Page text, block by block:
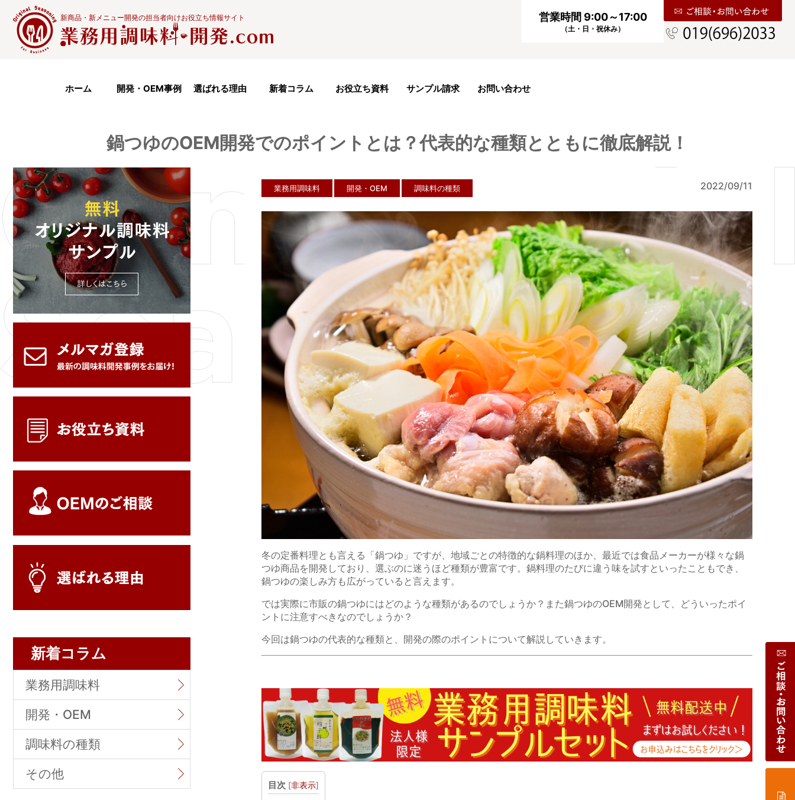
新商品・新メニュー開発の担当者向けお役立ち情報サイト 営業時間 9:00～17:00
（土・日・祝休み）
ホーム 開発・OEM事例 選ばれる理由 新着コラム お役立ち資料 サンプル請求 お問い合わせ
鍋つゆのOEM開発でのポイントとは？代表的な種類とともに徹底解説！
業務用調味料 開発・OEM 調味料の種類 2022/09/11
冬の定番料理とも言える「鍋つゆ」ですが、地域ごとの特徴的な鍋料理のほか、最近では食品メーカーが様々な鍋
つゆ商品を開発しており、選ぶのに迷うほど種類が豊富です。鍋料理のたびに違う味を試すといったこともでき、
鍋つゆの楽しみ方も広がっていると言えます。
では実際に市販の鍋つゆにはどのような種類があるのでしょうか？また鍋つゆのOEM開発として、どういったポイ
ントに注意すべきなのでしょうか？
今回は鍋つゆの代表的な種類と、開発の際のポイントについて解説していきます。
目次 [非表示]
新着コラム
業務用調味料
開発・OEM
調味料の種類
その他